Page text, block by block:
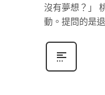
沒有夢想？」
動。提問的是